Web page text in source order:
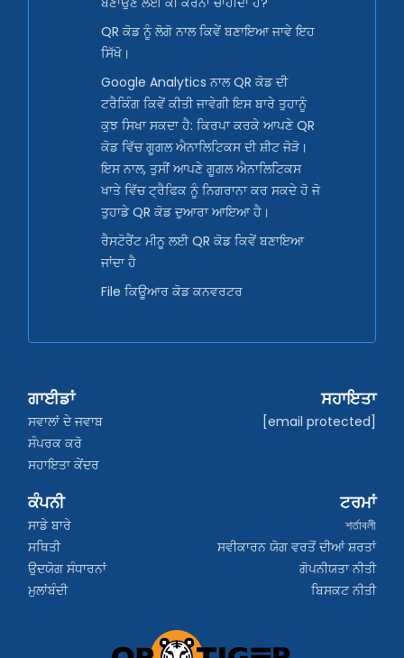
QR ਕੋਡ ਨੂੰ ਲੋਗੋ ਨਾਲ ਕਿਵੇਂ ਬਣਾਇਆ ਜਾਵੇ ਇਹ
ਸਿੱਖੋ।
Google Analytics ਨਾਲ QR ਕੋਡ ਦੀ
ਟਰੈਕਿੰਗ ਕਿਵੇਂ ਕੀਤੀ ਜਾਵੇਗੀ ਇਸ ਬਾਰੇ ਤੁਹਾਨੂੰ
ਕੁਝ ਸਿਖਾ ਸਕਦਾ ਹੈ: ਕਿਰਪਾ ਕਰਕੇ ਆਪਣੇ QR
ਕੋਡ ਵਿੱਚ ਗੂਗਲ ਐਨਾਲਿਟਿਕਸ ਦੀ ਸ਼ੀਟ ਜੋੜੋ।
ਇਸ ਨਾਲ, ਤੁਸੀਂ ਆਪਣੇ ਗੂਗਲ ਐਨਾਲਿਟਿਕਸ
ਖਾਤੇ ਵਿੱਚ ਟ੍ਰੈਫਿਕ ਨੂੰ ਨਿਗਰਾਨਾ ਕਰ ਸਕਦੇ ਹੋ ਜੋ
ਤੁਹਾਡੇ QR ਕੋਡ ਦੁਆਰਾ ਆਇਆ ਹੈ।
ਰੈਸਟੋਰੈਂਟ ਮੀਨੂ ਲਈ QR ਕੋਡ ਕਿਵੇਂ ਬਣਾਇਆ
ਜਾਂਦਾ ਹੈ
File ਕਿਊਆਰ ਕੋਡ ਕਨਵਰਟਰ
ਗਾਈਡਾਂ
ਸਵਾਲਾਂ ਦੇ ਜਵਾਬ
ਸੰਪਰਕ ਕਰੋ
ਸਹਾਇਤਾ ਕੇਂਦਰ
ਸਹਾਇਤਾ
[email protected]
ਕੰਪਨੀ
ਸਾਡੇ ਬਾਰੇ
ਸਥਿਤੀ
ਉਦਯੋਗ ਸੰਧਾਰਨਾਂ
ਮੁਲਾਂਬੰਦੀ
ਟਰਮਾਂ
শর্তাবলী
ਸਵੀਕਾਰਨ ਯੋਗ ਵਰਤੋਂ ਦੀਆਂ ਸ਼ਰਤਾਂ
ਗੋਪਨੀਯਤਾ ਨੀਤੀ
ਬਿਸਕਟ ਨੀਤੀ